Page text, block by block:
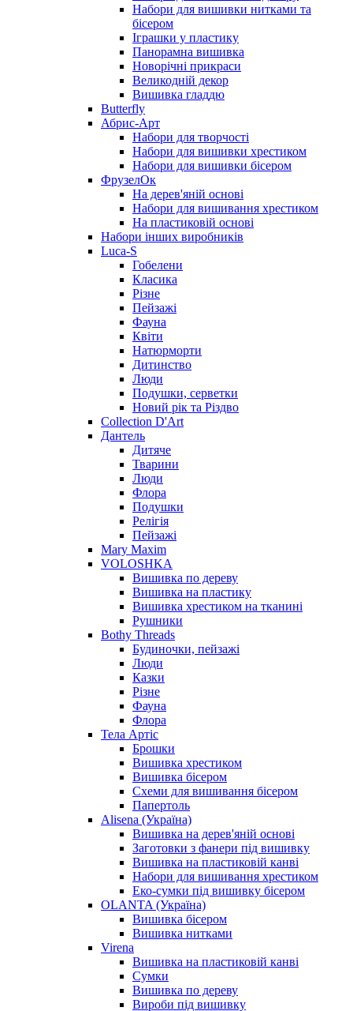
Набори для вишивки нитками та
бісером
Іграшки у пластику
Панорамна вишивка
Новорічні прикраси
Великодній декор
Вишивка гладдю
Butterfly
Абрис-Арт
Набори для творчості
Набори для вишивки хрестиком
Набори для вишивки бісером
ФрузелОк
На дерев'яній основі
Набори для вишивання хрестиком
На пластиковій основі
Набори інших виробників
Luca-S
Гобелени
Класика
Різне
Пейзажі
Фауна
Квіти
Натюрморти
Дитинство
Люди
Подушки, серветки
Новий рік та Різдво
Collection D'Art
Дантель
Дитяче
Тварини
Люди
Флора
Подушки
Релігія
Пейзажі
Mary Maxim
VOLOSHKA
Вишивка по дереву
Вишивка на пластику
Вишивка хрестиком на тканині
Рушники
Bothy Threads
Будиночки, пейзажі
Люди
Казки
Різне
Фауна
Флора
Тела Артіс
Брошки
Вишивка хрестиком
Вишивка бісером
Схеми для вишивання бісером
Папертоль
Alisena (Україна)
Вишивка на дерев'яній основі
Заготовки з фанери під вишивку
Вишивка на пластиковій канві
Набори для вишивання хрестиком
Еко-сумки під вишивку бісером
OLANTA (Україна)
Вишивка бісером
Вишивка нитками
Virena
Вишивка на пластиковій канві
Сумки
Вишивка по дереву
Вироби під вишивку